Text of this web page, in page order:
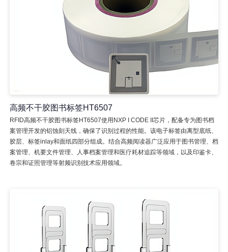
高频不干胶图书标签HT6507
RFID高频不干胶图书标签HT6507使用NXP I CODE II芯片，配备专为图书档
案管理开发的铝蚀刻天线，确保了识别过程的性能。该电子标签由离型底纸、
胶层、标签inlay和面纸四部分组成。结合高频阅读器广泛应用于图书管理、档
案管理、机要文件管理、人事档案管理和医疗耗材追踪等领域，以及印鉴卡、
卷宗和证照管理等射频识别技术应用领域。